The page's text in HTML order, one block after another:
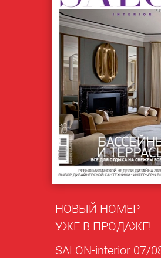
НОВЫЙ НОМЕР
УЖЕ В ПРОДАЖЕ!
SALON-interior 07/